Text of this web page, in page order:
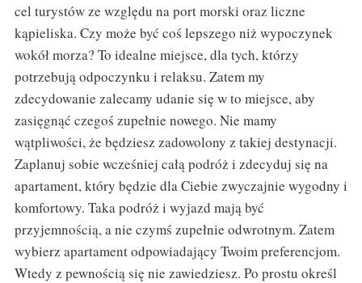
cel turystów ze względu na port morski oraz liczne
kąpieliska. Czy może być coś lepszego niż wypoczynek
wokół morza? To idealne miejsce, dla tych, którzy
potrzebują odpoczynku i relaksu. Zatem my
zdecydowanie zalecamy udanie się w to miejsce, aby
zasięgnąć czegoś zupełnie nowego. Nie mamy
wątpliwości, że będziesz zadowolony z takiej destynacji.
Zaplanuj sobie wcześniej całą podróż i zdecyduj się na
apartament, który będzie dla Ciebie zwyczajnie wygodny i
komfortowy. Taka podróż i wyjazd mają być
przyjemnością, a nie czymś zupełnie odwrotnym. Zatem
wybierz apartament odpowiadający Twoim preferencjom.
Wtedy z pewnością się nie zawiedziesz. Po prostu określ